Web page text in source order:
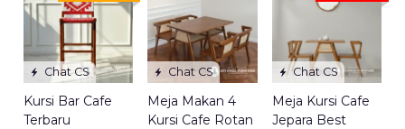
Chat CS
Kursi Bar Cafe
Terbaru
Chat CS
Meja Makan 4
Kursi Cafe Rotan
Chat CS
Meja Kursi Cafe
Jepara Best